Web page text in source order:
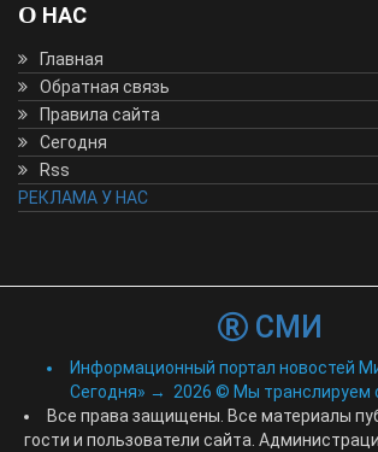
О НАС
Главная
Обратная связь
Правила сайта
Сегодня
Rss
РЕКЛАМА У НАС
СМИ
Информационный портал новостей
Сегодня» → 2026 © Мы транслируем
Все права защищены. Все материалы
гости и пользователи сайта.